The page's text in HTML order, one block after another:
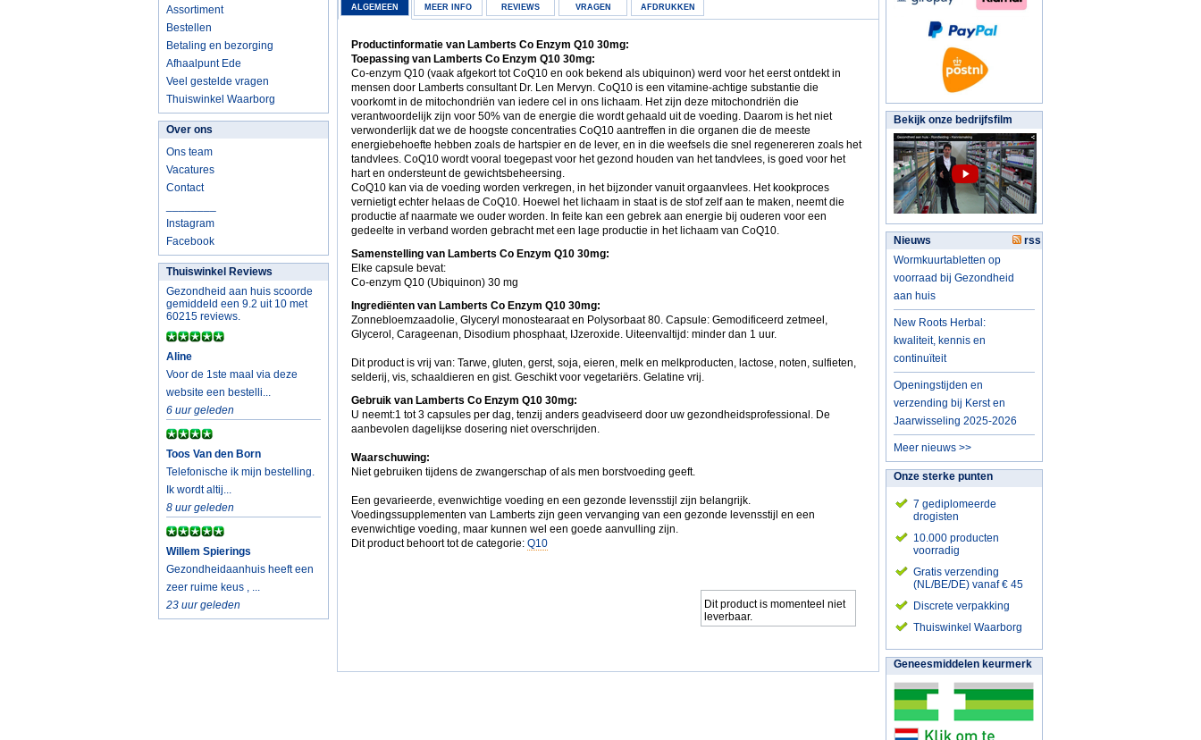
Assortiment
Bestellen
Betaling en bezorging
Afhaalpunt Ede
Veel gestelde vragen
Thuiswinkel Waarborg
Over ons
Ons team
Vacatures
Contact
Instagram
Facebook
Thuiswinkel Reviews
Gezondheid aan huis scoorde
gemiddeld een 9.2 uit 10 met
60215 reviews.
Aline
Voor de 1ste maal via deze
website een bestelli...
6 uur geleden
Toos Van den Born
Telefonische ik mijn bestelling.
Ik wordt altij...
8 uur geleden
Willem Spierings
Gezondheidaanhuis heeft een
zeer ruime keus , ...
23 uur geleden
ALGEMEEN MEER INFO REVIEWS VRAGEN AFDRUKKEN
Productinformatie van Lamberts Co Enzym Q10 30mg:
Toepassing van Lamberts Co Enzym Q10 30mg:
Co-enzym Q10 (vaak afgekort tot CoQ10 en ook bekend als ubiquinon) werd voor het eerst ontdekt in
mensen door Lamberts consultant Dr. Len Mervyn. CoQ10 is een vitamine-achtige substantie die
voorkomt in de mitochondriën van iedere cel in ons lichaam. Het zijn deze mitochondriën die
verantwoordelijk zijn voor 50% van de energie die wordt gehaald uit de voeding. Daarom is het niet
verwonderlijk dat we de hoogste concentraties CoQ10 aantreffen in die organen die de meeste
energiebehoefte hebben zoals de hartspier en de lever, en in die weefsels die snel regenereren zoals het
tandvlees. CoQ10 wordt vooral toegepast voor het gezond houden van het tandvlees, is goed voor het
hart en ondersteunt de gewichtsbeheersing.
CoQ10 kan via de voeding worden verkregen, in het bijzonder vanuit orgaanvlees. Het kookproces
vernietigt echter helaas de CoQ10. Hoewel het lichaam in staat is de stof zelf aan te maken, neemt die
productie af naarmate we ouder worden. In feite kan een gebrek aan energie bij ouderen voor een
gedeelte in verband worden gebracht met een lage productie in het lichaam van CoQ10.
Samenstelling van Lamberts Co Enzym Q10 30mg:
Elke capsule bevat:
Co-enzym Q10 (Ubiquinon) 30 mg
Ingrediënten van Lamberts Co Enzym Q10 30mg:
Zonnebloemzaadolie, Glyceryl monostearaat en Polysorbaat 80. Capsule: Gemodificeerd zetmeel,
Glycerol, Carageenan, Disodium phosphaat, IJzeroxide. Uiteenvaltijd: minder dan 1 uur.
Dit product is vrij van: Tarwe, gluten, gerst, soja, eieren, melk en melkproducten, lactose, noten, sulfieten,
selderij, vis, schaaldieren en gist. Geschikt voor vegetariërs. Gelatine vrij.
Gebruik van Lamberts Co Enzym Q10 30mg:
U neemt:1 tot 3 capsules per dag, tenzij anders geadviseerd door uw gezondheidsprofessional. De
aanbevolen dagelijkse dosering niet overschrijden.
Waarschuwing:
Niet gebruiken tijdens de zwangerschap of als men borstvoeding geeft.
Een gevarieerde, evenwichtige voeding en een gezonde levensstijl zijn belangrijk.
Voedingssupplementen van Lamberts zijn geen vervanging van een gezonde levensstijl en een
evenwichtige voeding, maar kunnen wel een goede aanvulling zijn.
Dit product behoort tot de categorie: Q10
Dit product is momenteel niet
leverbaar.
Bekijk onze bedrijfsfilm
Nieuws
rss
Wormkuurtabletten op
voorraad bij Gezondheid
aan huis
New Roots Herbal:
kwaliteit, kennis en
continuïteit
Openingstijden en
verzending bij Kerst en
Jaarwisseling 2025-2026
Meer nieuws >>
Onze sterke punten
7 gediplomeerde
drogisten
10.000 producten
voorradig
Gratis verzending
(NL/BE/DE) vanaf € 45
Discrete verpakking
Thuiswinkel Waarborg
Geneesmiddelen keurmerk